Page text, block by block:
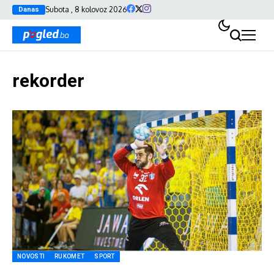
Danas Subota , 8 kolovoz 2026
rekorder
NOVOSTI RUKOMET SPORT